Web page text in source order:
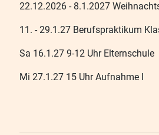
22.12.2026 - 8.1.2027
11. - 29.1.27 Berufspraktikum
Sa 16.1.27 9-12 Uhr Elternschule
Mi 27.1.27 15 Uhr Aufnahme I